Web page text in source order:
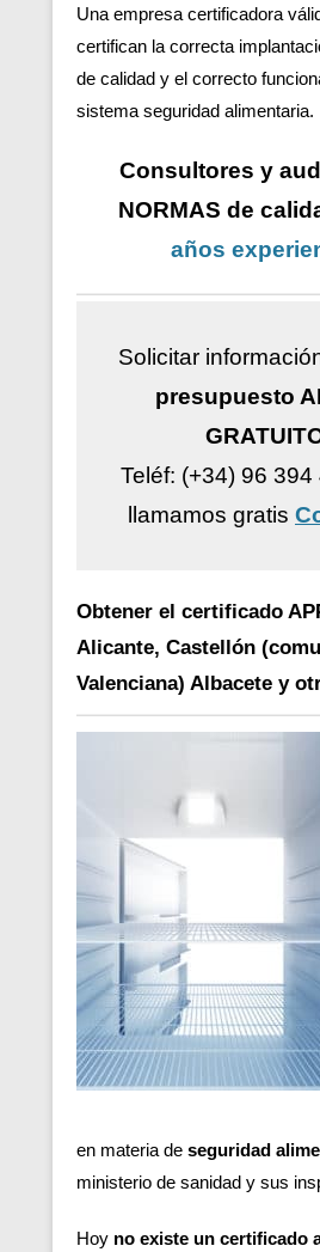
Una empresa certificadora
certifican la correcta
de calidad y el correcto
sistema seguridad alimentaria.
Consultores y
NORMAS de
años
Solicitar
presupuesto
Teléf: (+34) 96 394
llamamos gratis
Obtener el certificado
Alicante, Castellón
Valenciana) Albacete y
en materia de seguridad
ministerio de sanidad y sus
Hoy no existe un certificado